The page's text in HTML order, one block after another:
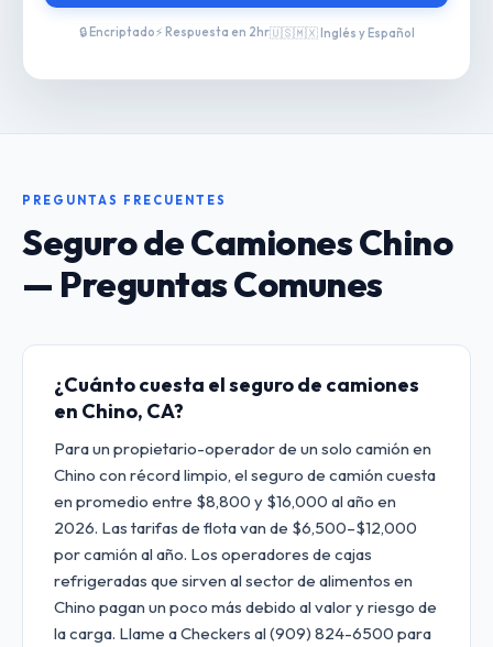
🔒 Encriptado⚡ Respuesta en 2hr🇺🇸🇲🇽 Inglés y Español
PREGUNTAS FRECUENTES
Seguro de Camiones Chino
— Preguntas Comunes
¿Cuánto cuesta el seguro de camiones
en Chino, CA?
Para un propietario-operador de un solo camión en
Chino con récord limpio, el seguro de camión cuesta
en promedio entre $8,800 y $16,000 al año en
2026. Las tarifas de flota van de $6,500–$12,000
por camión al año. Los operadores de cajas
refrigeradas que sirven al sector de alimentos en
Chino pagan un poco más debido al valor y riesgo de
la carga. Llame a Checkers al (909) 824-6500 para